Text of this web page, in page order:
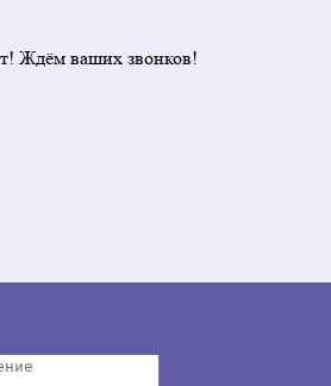
Ждём ваших звонков!